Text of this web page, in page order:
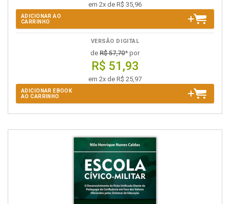
em 2x de R$ 35,96
ADICIONAR AO
CARRINHO
VERSÃO DIGITAL
de R$ 57,70* por
R$ 51,93
em 2x de R$ 25,97
ADICIONAR EBOOK
AO CARRINHO